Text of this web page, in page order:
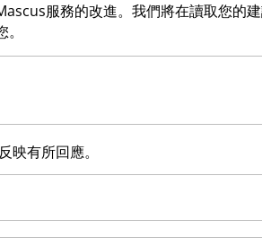
服務的改進。我們將在讀取您的
映有所回應。